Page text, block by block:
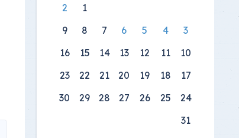
1
2
3
4
5
6
7
8
9
10
11
12
13
14
15
16
17
18
19
20
21
22
23
24
25
26
27
28
29
30
31